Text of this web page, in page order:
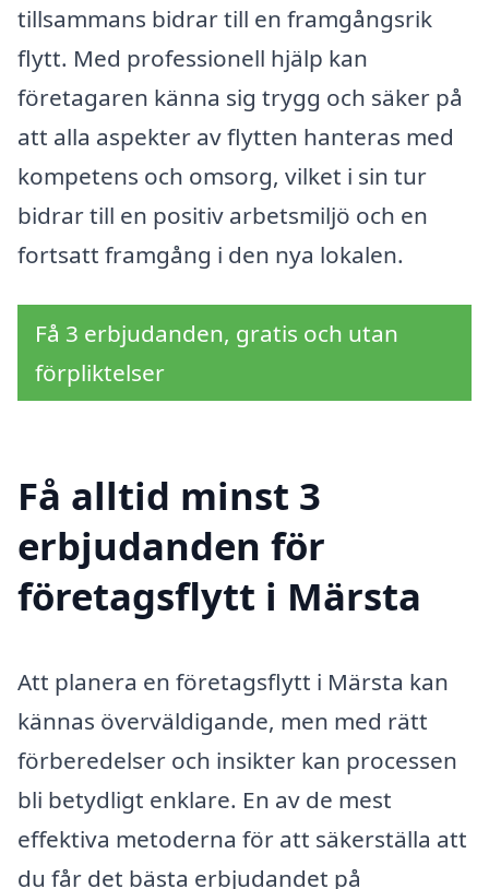
tillsammans bidrar till en framgångsrik
flytt. Med professionell hjälp kan
företagaren känna sig trygg och säker på
att alla aspekter av flytten hanteras med
kompetens och omsorg, vilket i sin tur
bidrar till en positiv arbetsmiljö och en
fortsatt framgång i den nya lokalen.
Få 3 erbjudanden, gratis och utan
förpliktelser
Få alltid minst 3
erbjudanden för
företagsflytt i Märsta
Att planera en företagsflytt i Märsta kan
kännas överväldigande, men med rätt
förberedelser och insikter kan processen
bli betydligt enklare. En av de mest
effektiva metoderna för att säkerställa att
du får det bästa erbjudandet på